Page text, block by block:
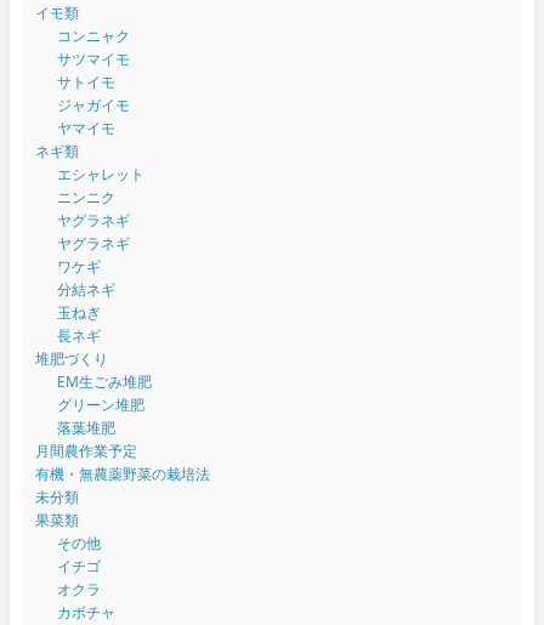
イモ類
コンニャク
サツマイモ
サトイモ
ジャガイモ
ヤマイモ
ネギ類
エシャレット
ニンニク
ヤグラネギ
ヤグラネギ
ワケギ
分結ネギ
玉ねぎ
長ネギ
堆肥づくり
EM生ごみ堆肥
グリーン堆肥
落葉堆肥
月間農作業予定
有機・無農薬野菜の栽培法
未分類
果菜類
その他
イチゴ
オクラ
カボチャ